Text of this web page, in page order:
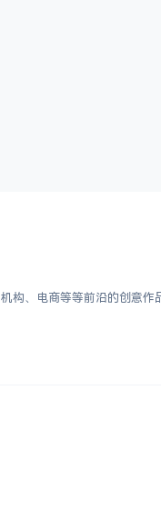
构、电商等等前沿的创意作